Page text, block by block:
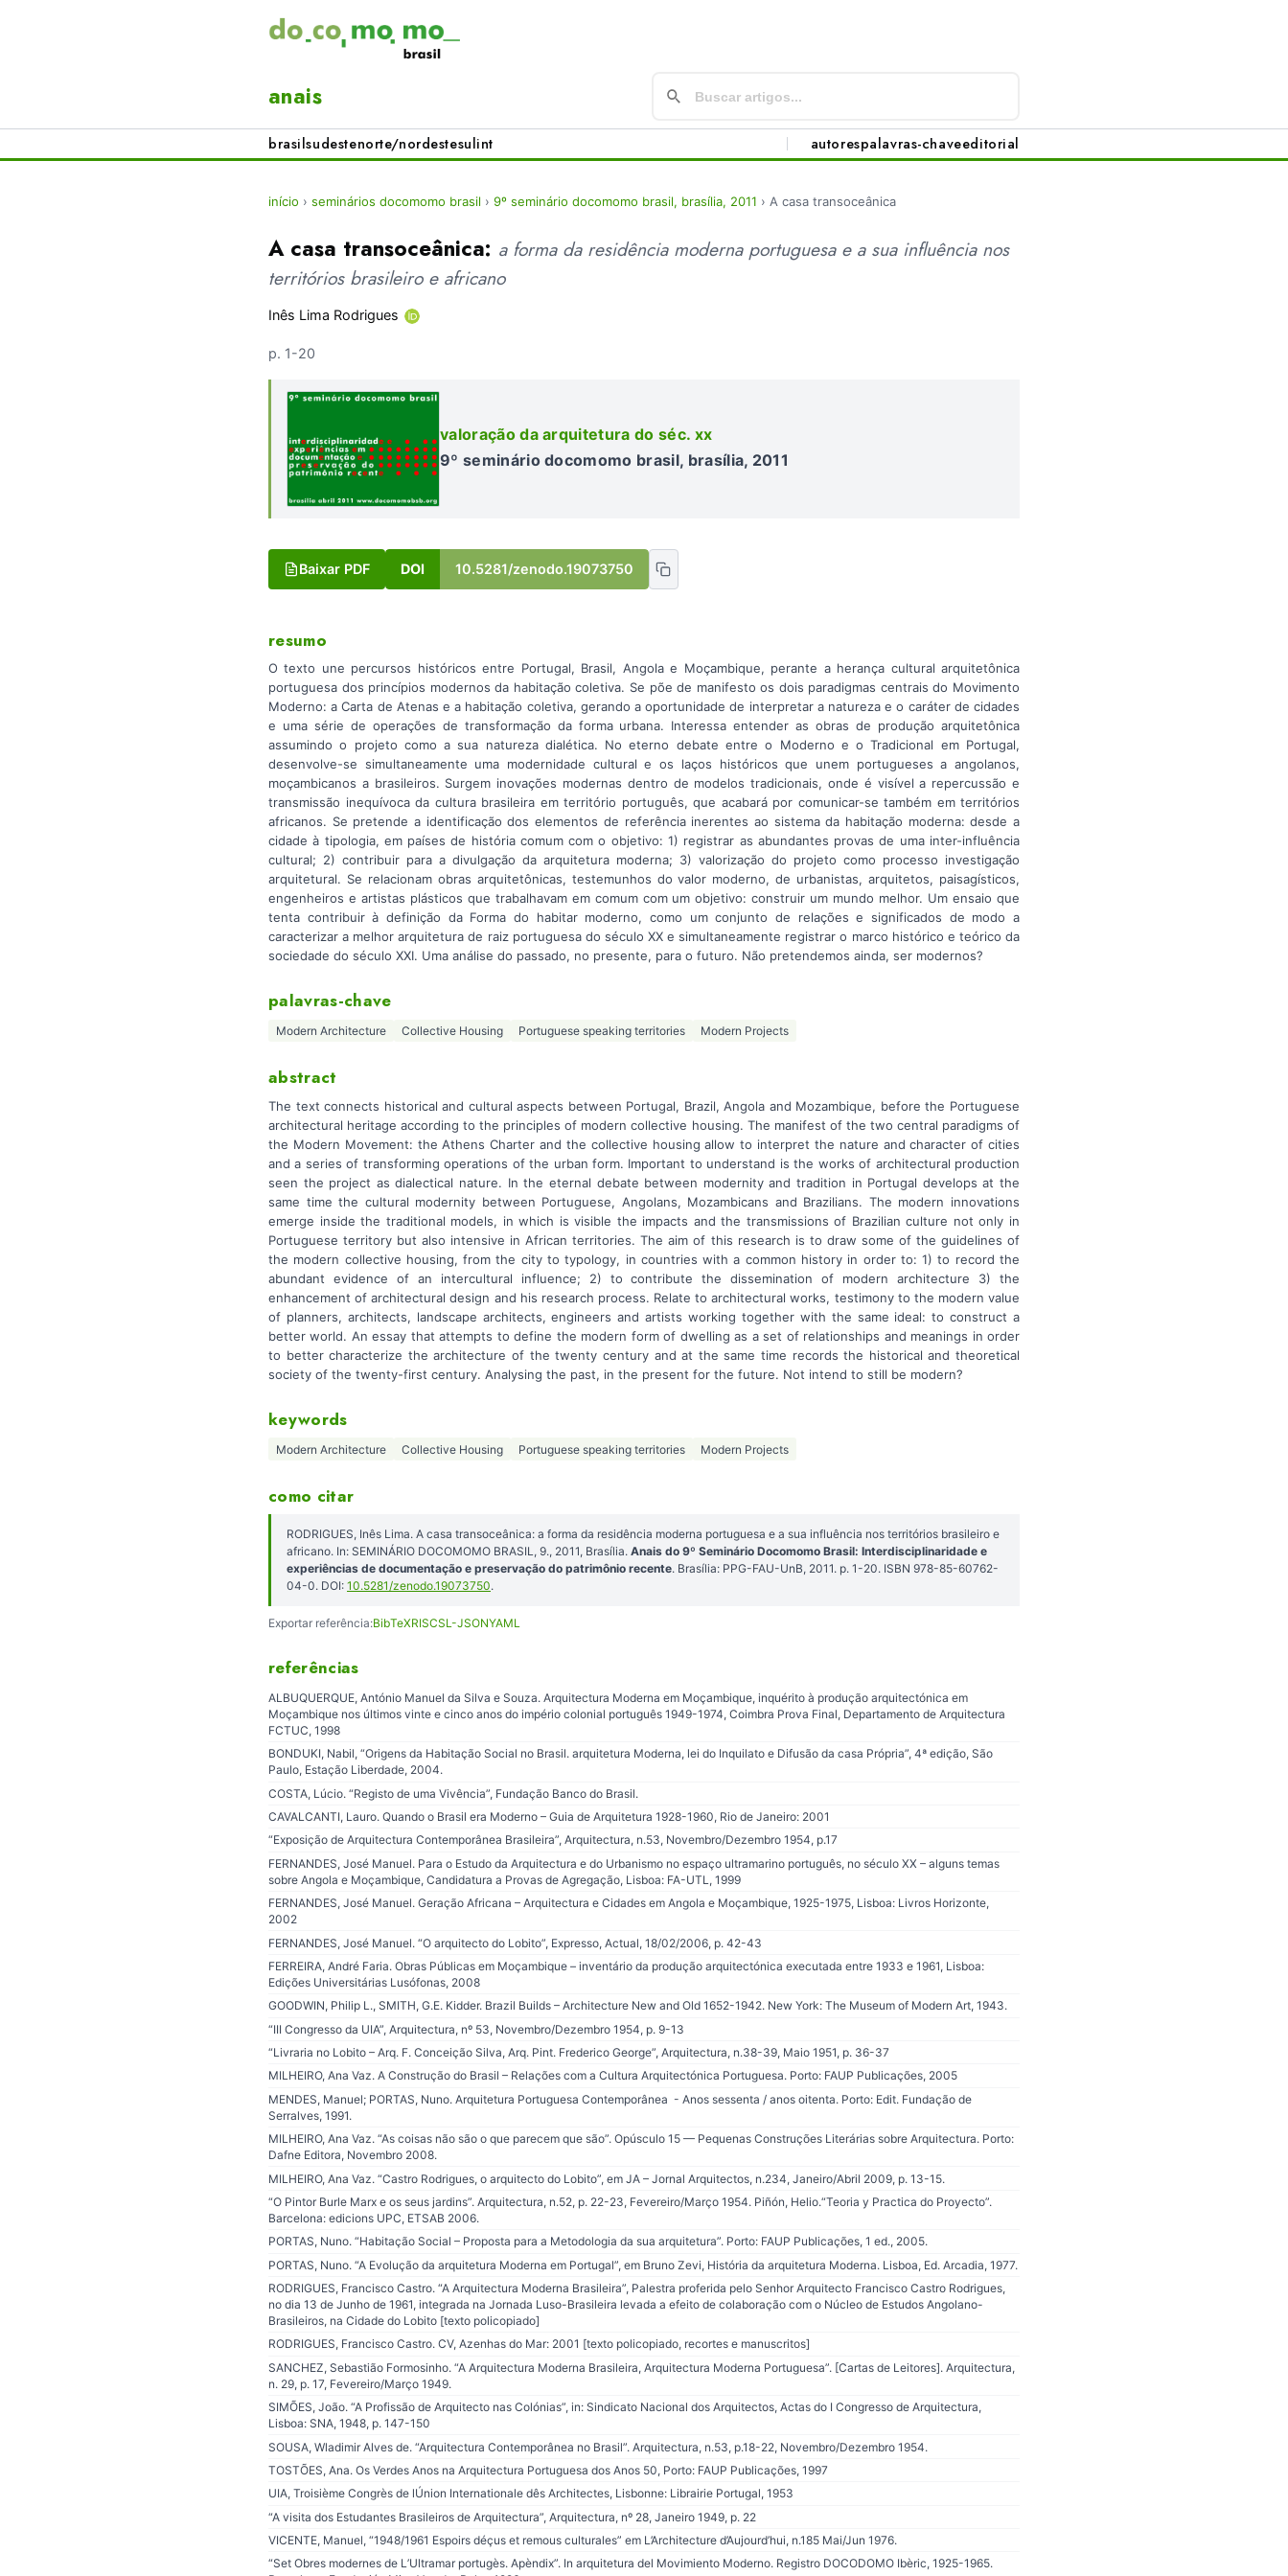
anais
brasilsudestenorte/nordestesulint autorespalavras-chaveeditorial
início › seminários docomomo brasil › 9º seminário docomomo brasil, brasília, 2011 › A casa transoceânica
A casa transoceânica: a forma da residência moderna portuguesa e a sua influência nos
territórios brasileiro e africano
Inês Lima Rodrigues
p. 1-20
valoração da arquitetura do séc. xx
9º seminário docomomo brasil, brasília, 2011
Baixar PDF DOI 10.5281/zenodo.19073750
resumo
O texto une percursos históricos entre Portugal, Brasil, Angola e Moçambique, perante a herança cultural arquitetônica
portuguesa dos princípios modernos da habitação coletiva. Se põe de manifesto os dois paradigmas centrais do Movimento
Moderno: a Carta de Atenas e a habitação coletiva, gerando a oportunidade de interpretar a natureza e o caráter de cidades
e uma série de operações de transformação da forma urbana. Interessa entender as obras de produção arquitetônica
assumindo o projeto como a sua natureza dialética. No eterno debate entre o Moderno e o Tradicional em Portugal,
desenvolve-se simultaneamente uma modernidade cultural e os laços históricos que unem portugueses a angolanos,
moçambicanos a brasileiros. Surgem inovações modernas dentro de modelos tradicionais, onde é visível a repercussão e
transmissão inequívoca da cultura brasileira em território português, que acabará por comunicar-se também em territórios
africanos. Se pretende a identificação dos elementos de referência inerentes ao sistema da habitação moderna: desde a
cidade à tipologia, em países de história comum com o objetivo: 1) registrar as abundantes provas de uma inter-influência
cultural; 2) contribuir para a divulgação da arquitetura moderna; 3) valorização do projeto como processo investigação
arquitetural. Se relacionam obras arquitetônicas, testemunhos do valor moderno, de urbanistas, arquitetos, paisagísticos,
engenheiros e artistas plásticos que trabalhavam em comum com um objetivo: construir um mundo melhor. Um ensaio que
tenta contribuir à definição da Forma do habitar moderno, como um conjunto de relações e significados de modo a
caracterizar a melhor arquitetura de raiz portuguesa do século XX e simultaneamente registrar o marco histórico e teórico da
sociedade do século XXI. Uma análise do passado, no presente, para o futuro. Não pretendemos ainda, ser modernos?
palavras-chave
Modern Architecture Collective Housing Portuguese speaking territories Modern Projects
abstract
The text connects historical and cultural aspects between Portugal, Brazil, Angola and Mozambique, before the Portuguese
architectural heritage according to the principles of modern collective housing. The manifest of the two central paradigms of
the Modern Movement: the Athens Charter and the collective housing allow to interpret the nature and character of cities
and a series of transforming operations of the urban form. Important to understand is the works of architectural production
seen the project as dialectical nature. In the eternal debate between modernity and tradition in Portugal develops at the
same time the cultural modernity between Portuguese, Angolans, Mozambicans and Brazilians. The modern innovations
emerge inside the traditional models, in which is visible the impacts and the transmissions of Brazilian culture not only in
Portuguese territory but also intensive in African territories. The aim of this research is to draw some of the guidelines of
the modern collective housing, from the city to typology, in countries with a common history in order to: 1) to record the
abundant evidence of an intercultural influence; 2) to contribute the dissemination of modern architecture 3) the
enhancement of architectural design and his research process. Relate to architectural works, testimony to the modern value
of planners, architects, landscape architects, engineers and artists working together with the same ideal: to construct a
better world. An essay that attempts to define the modern form of dwelling as a set of relationships and meanings in order
to better characterize the architecture of the twenty century and at the same time records the historical and theoretical
society of the twenty-first century. Analysing the past, in the present for the future. Not intend to still be modern?
keywords
Modern Architecture Collective Housing Portuguese speaking territories Modern Projects
como citar
RODRIGUES, Inês Lima. A casa transoceânica: a forma da residência moderna portuguesa e a sua influência nos territórios brasileiro e
africano. In: SEMINÁRIO DOCOMOMO BRASIL, 9., 2011, Brasília. Anais do 9º Seminário Docomomo Brasil: Interdisciplinaridade e
experiências de documentação e preservação do patrimônio recente. Brasília: PPG-FAU-UnB, 2011. p. 1-20. ISBN 978-85-60762-
04-0. DOI: 10.5281/zenodo.19073750.
Exportar referência:BibTeXRISCSL-JSONYAML
referências
ALBUQUERQUE, António Manuel da Silva e Souza. Arquitectura Moderna em Moçambique, inquérito à produção arquitectónica em
Moçambique nos últimos vinte e cinco anos do império colonial português 1949-1974, Coimbra Prova Final, Departamento de Arquitectura
FCTUC, 1998
BONDUKI, Nabil, “Origens da Habitação Social no Brasil. arquitetura Moderna, lei do Inquilato e Difusão da casa Própria”, 4ª edição, São
Paulo, Estação Liberdade, 2004.
COSTA, Lúcio. “Registo de uma Vivência”, Fundação Banco do Brasil.
CAVALCANTI, Lauro. Quando o Brasil era Moderno – Guia de Arquitetura 1928-1960, Rio de Janeiro: 2001
“Exposição de Arquitectura Contemporânea Brasileira”, Arquitectura, n.53, Novembro/Dezembro 1954, p.17
FERNANDES, José Manuel. Para o Estudo da Arquitectura e do Urbanismo no espaço ultramarino português, no século XX – alguns temas
sobre Angola e Moçambique, Candidatura a Provas de Agregação, Lisboa: FA-UTL, 1999
FERNANDES, José Manuel. Geração Africana – Arquitectura e Cidades em Angola e Moçambique, 1925-1975, Lisboa: Livros Horizonte,
2002
FERNANDES, José Manuel. “O arquitecto do Lobito”, Expresso, Actual, 18/02/2006, p. 42-43
FERREIRA, André Faria. Obras Públicas em Moçambique – inventário da produção arquitectónica executada entre 1933 e 1961, Lisboa:
Edições Universitárias Lusófonas, 2008
GOODWIN, Philip L., SMITH, G.E. Kidder. Brazil Builds – Architecture New and Old 1652-1942. New York: The Museum of Modern Art, 1943.
“III Congresso da UIA”, Arquitectura, nº 53, Novembro/Dezembro 1954, p. 9-13
“Livraria no Lobito – Arq. F. Conceição Silva, Arq. Pint. Frederico George”, Arquitectura, n.38-39, Maio 1951, p. 36-37
MILHEIRO, Ana Vaz. A Construção do Brasil – Relações com a Cultura Arquitectónica Portuguesa. Porto: FAUP Publicações, 2005
MENDES, Manuel; PORTAS, Nuno. Arquitetura Portuguesa Contemporânea - Anos sessenta / anos oitenta. Porto: Edit. Fundação de
Serralves, 1991.
MILHEIRO, Ana Vaz. “As coisas não são o que parecem que são”. Opúsculo 15 — Pequenas Construções Literárias sobre Arquitectura. Porto:
Dafne Editora, Novembro 2008.
MILHEIRO, Ana Vaz. “Castro Rodrigues, o arquitecto do Lobito”, em JA – Jornal Arquitectos, n.234, Janeiro/Abril 2009, p. 13-15.
“O Pintor Burle Marx e os seus jardins”. Arquitectura, n.52, p. 22-23, Fevereiro/Março 1954. Piñón, Helio.“Teoria y Practica do Proyecto”.
Barcelona: edicions UPC, ETSAB 2006.
PORTAS, Nuno. “Habitação Social – Proposta para a Metodologia da sua arquitetura”. Porto: FAUP Publicações, 1 ed., 2005.
PORTAS, Nuno. “A Evolução da arquitetura Moderna em Portugal”, em Bruno Zevi, História da arquitetura Moderna. Lisboa, Ed. Arcadia, 1977.
RODRIGUES, Francisco Castro. “A Arquitectura Moderna Brasileira”, Palestra proferida pelo Senhor Arquitecto Francisco Castro Rodrigues,
no dia 13 de Junho de 1961, integrada na Jornada Luso-Brasileira levada a efeito de colaboração com o Núcleo de Estudos Angolano-
Brasileiros, na Cidade do Lobito [texto policopiado]
RODRIGUES, Francisco Castro. CV, Azenhas do Mar: 2001 [texto policopiado, recortes e manuscritos]
SANCHEZ, Sebastião Formosinho. “A Arquitectura Moderna Brasileira, Arquitectura Moderna Portuguesa”. [Cartas de Leitores]. Arquitectura,
n. 29, p. 17, Fevereiro/Março 1949.
SIMÕES, João. “A Profissão de Arquitecto nas Colónias”, in: Sindicato Nacional dos Arquitectos, Actas do I Congresso de Arquitectura,
Lisboa: SNA, 1948, p. 147-150
SOUSA, Wladimir Alves de. “Arquitectura Contemporânea no Brasil”. Arquitectura, n.53, p.18-22, Novembro/Dezembro 1954.
TOSTÕES, Ana. Os Verdes Anos na Arquitectura Portuguesa dos Anos 50, Porto: FAUP Publicações, 1997
UIA, Troisième Congrès de lÚnion Internationale dês Architectes, Lisbonne: Librairie Portugal, 1953
“A visita dos Estudantes Brasileiros de Arquitectura”, Arquitectura, nº 28, Janeiro 1949, p. 22
VICENTE, Manuel, “1948/1961 Espoirs déçus et remous culturales” em L’Architecture d’Aujourd’hui, n.185 Mai/Jun 1976.
“Set Obres modernes de L’Ultramar portugès. Apèndix”. In arquitetura del Movimiento Moderno. Registro DOCODOMO Ibèric, 1925-1965.